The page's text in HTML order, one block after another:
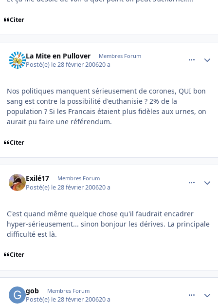
Citer
La Mite en Pullover Membres Forum
Posté(e) le 28 février 200620 a
Nos politiques manquent sérieusement de corones, QUI bon
sang est contre la possibilité d'euthanisie ? 2% de la
population ? Si les Francais étaient plus fidèles aux urnes, on
aurait pu faire une référendum.
Citer
Exilé17 Membres Forum
Posté(e) le 28 février 200620 a
C'est quand même quelque chose qu'il faudrait encadrer
hyper-sérieusement... sinon bonjour les dérives. La principale
difficulté est là.
Citer
gob Membres Forum
Posté(e) le 28 février 200620 a